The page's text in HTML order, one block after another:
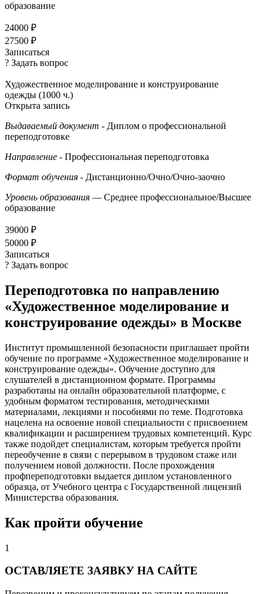
образование
24000 ₽
27500 ₽
Записаться
? Задать вопрос
Художественное моделирование и конструирование
одежды (1000 ч.)
Открыта запись
Выдаваемый документ - Диплом о профессиональной
переподготовке
Направление - Профессиональная переподготовка
Формат обучения - Дистанционно/Очно/Очно-заочно
Уровень образования — Среднее профессиональное/Высшее
образование
39000 ₽
50000 ₽
Записаться
? Задать вопрос
Переподготовка по направлению
«Художественное моделирование и
конструирование одежды» в Москве
Институт промышленной безопасности приглашает пройти
обучение по программе «Художественное моделирование и
конструирование одежды». Обучение доступно для
слушателей в дистанционном формате. Программы
разработаны на онлайн образовательной платформе, с
удобным форматом тестирования, методическими
материалами, лекциями и пособиями по теме. Подготовка
нацелена на освоение новой специальности с присвоением
квалификации и расширением трудовых компетенций. Курс
также подойдет специалистам, которым требуется пройти
переобучение в связи с перерывом в трудовом стаже или
получением новой должности. После прохождения
профпереподготовки выдается диплом установленного
образца, от Учебного центра с Государственной лицензий
Министерства образования.
Как пройти обучение
1
ОСТАВЛЯЕТЕ ЗАЯВКУ НА САЙТЕ